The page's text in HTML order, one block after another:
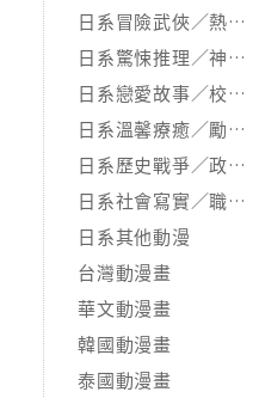
日系冒險武俠／熱血運動
日系驚悚推理／神怪靈異
日系戀愛故事／校園青春
日系溫馨療癒／勵志搞笑
日系歷史戰爭／政治宗教
日系社會寫實／職場職人
日系其他動漫
台灣動漫畫
華文動漫畫
韓國動漫畫
泰國動漫畫